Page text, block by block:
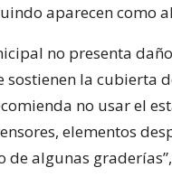
aparecen como
no presenta
sostienen la cubierta
no usar el
elementos
de algunas